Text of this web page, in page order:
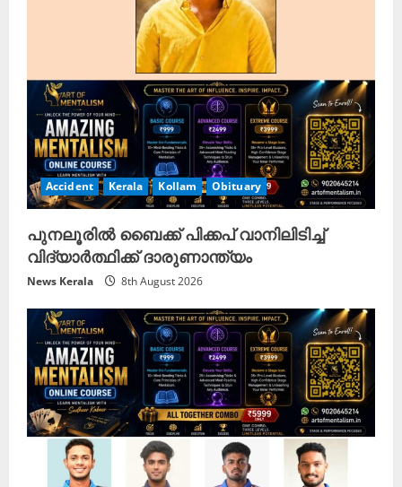
Accident Kerala Kollam Obituary
പുനലൂരിൽ ബൈക്ക് പിക്കപ് വാനിലിടിച്ച്
വിദ്യാർത്ഥിക്ക് ദാരുണാന്ത്യം
News Kerala 8th August 2026